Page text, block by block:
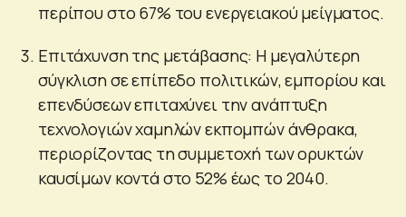
περίπου στο 67% του ενεργειακού μείγματος.
Επιτάχυνση της μετάβασης: Η μεγαλύτερη
σύγκλιση σε επίπεδο πολιτικών, εμπορίου και
επενδύσεων επιταχύνει την ανάπτυξη
τεχνολογιών χαμηλών εκπομπών άνθρακα,
περιορίζοντας τη συμμετοχή των ορυκτών
καυσίμων κοντά στο 52% έως το 2040.